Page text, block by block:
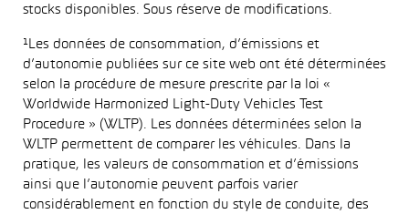
stocks disponibles. Sous réserve de modifications.
¹Les données de consommation, d’émissions et
d’autonomie publiées sur ce site web ont été déterminées
selon la procédure de mesure prescrite par la loi «
Worldwide Harmonized Light-Duty Vehicles Test
Procedure » (WLTP). Les données déterminées selon la
WLTP permettent de comparer les véhicules. Dans la
pratique, les valeurs de consommation et d’émissions
ainsi que l’autonomie peuvent parfois varier
considérablement en fonction du style de conduite, des